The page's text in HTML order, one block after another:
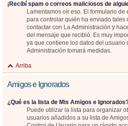
¡Recibí spam o correos maliciosos de
Lamentamos oír eso. El formulario
para controlar quién ha enviado tales
contactar con La Administración y
del mensaje que recibió. Es muy
ya que contiene los datos del usuario
Administración tomará medidas.
Arriba
Amigos e Ignorados
¿Qué es la lista de Mis Amigos e
Puede utilizar la lista para organizar
usuarios añadidos a su lista de